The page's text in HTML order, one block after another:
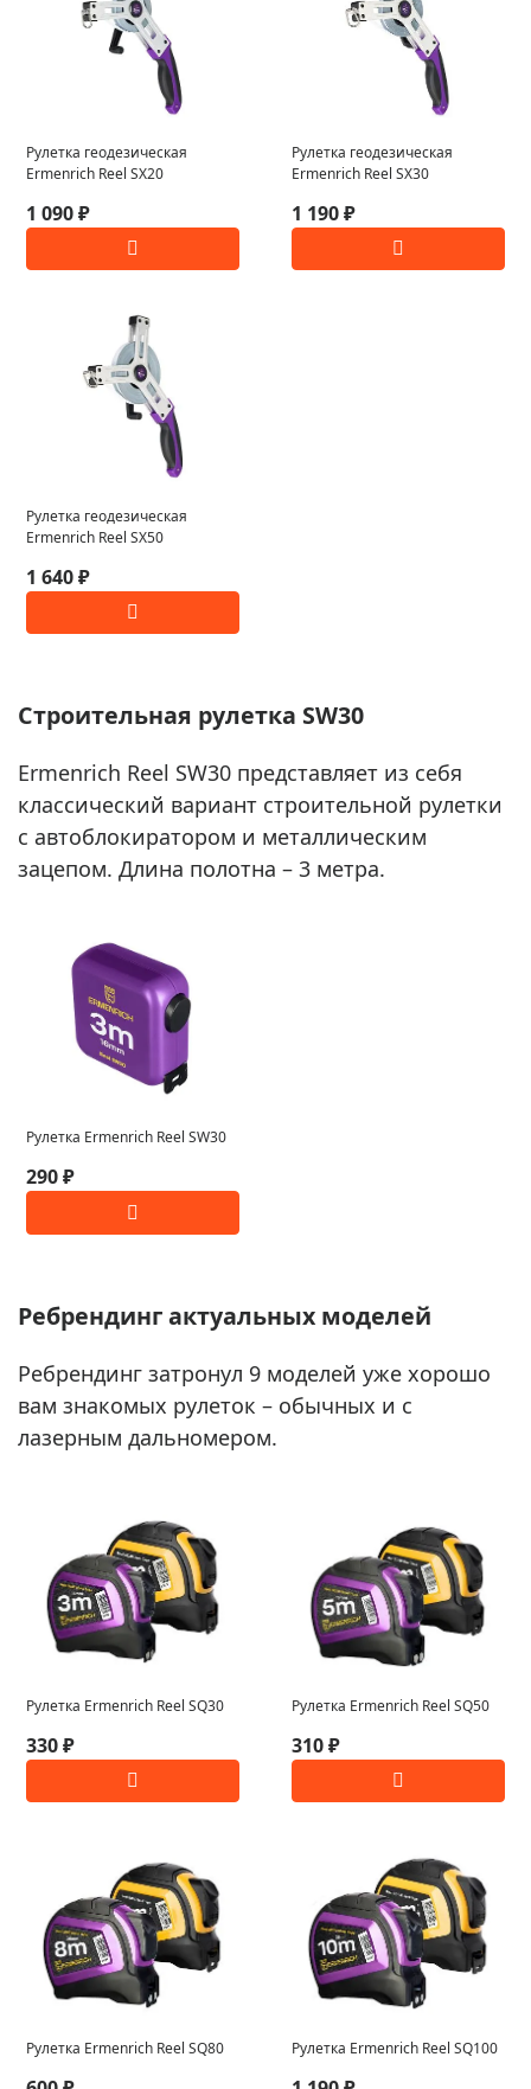
Рулетка геодезическая
Ermenrich Reel SX20
1 090 ₽
Рулетка геодезическая
Ermenrich Reel SX30
1 190 ₽
Рулетка геодезическая
Ermenrich Reel SX50
1 640 ₽
Строительная рулетка SW30
Ermenrich Reel SW30 представляет из себя
классический вариант строительной рулетки
с автоблокиратором и металлическим
зацепом. Длина полотна – 3 метра.
Рулетка Ermenrich Reel SW30
290 ₽
Ребрендинг актуальных моделей
Ребрендинг затронул 9 моделей уже хорошо
вам знакомых рулеток – обычных и с
лазерным дальномером.
Рулетка Ermenrich Reel SQ30
330 ₽
Рулетка Ermenrich Reel SQ50
310 ₽
Рулетка Ermenrich Reel SQ80 Рулетка Ermenrich Reel SQ100